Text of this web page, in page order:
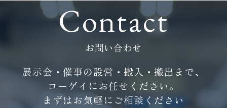
Contact
お問い合わせ
展示会・催事の設営・搬入・搬出まで、
コーゲイにお任せください。
まずはお気軽にご相談ください